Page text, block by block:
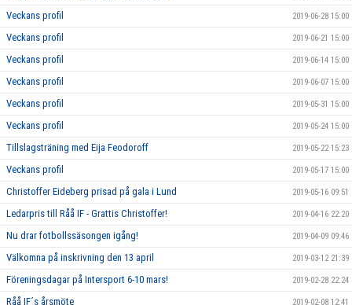
Veckans profil 2019-06-28 15:00
Veckans profil 2019-06-21 15:00
Veckans profil 2019-06-14 15:00
Veckans profil 2019-06-07 15:00
Veckans profil 2019-05-31 15:00
Veckans profil 2019-05-24 15:00
Tillslagsträning med Eija Feodoroff 2019-05-22 15:23
Veckans profil 2019-05-17 15:00
Christoffer Eideberg prisad på gala i Lund 2019-05-16 09:51
Ledarpris till Råå IF - Grattis Christoffer! 2019-04-16 22:20
Nu drar fotbollssäsongen igång! 2019-04-09 09:46
Välkomna på inskrivning den 13 april 2019-03-12 21:39
Föreningsdagar på Intersport 6-10 mars! 2019-02-28 22:24
Råå IF´s årsmöte 2019-02-08 12:41